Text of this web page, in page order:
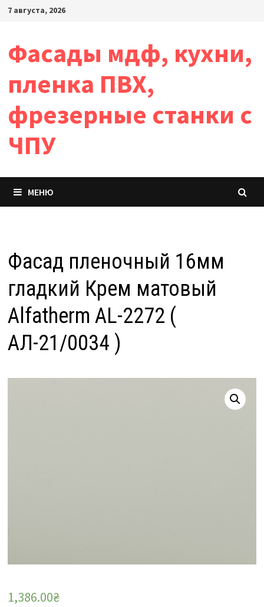
Перейти
7 августа, 2026
Фасады мдф, кухни,
пленка ПВХ,
фрезерные станки с
ЧПУ
МЕНЮ
Фасад пленочный 16мм
гладкий Крем матовый
Alfatherm AL-2272 (
АЛ-21/0034 )
1,386.00₴